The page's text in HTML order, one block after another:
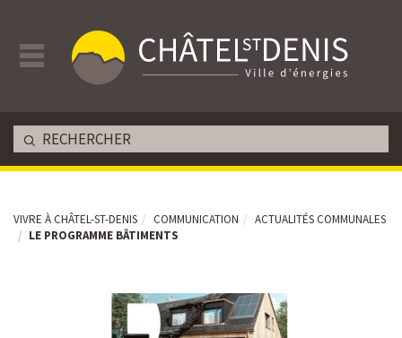
VIVRE À CHÂTEL-ST-DENIS COMMUNICATION
ACTUALITÉS COMMUNALES
LE PROGRAMME BÂTIMENTS